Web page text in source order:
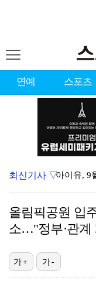
연예 스포츠
[ST포토]
최신기사 ▽
올림픽공원 입
소…"정부·관계
가+ 가-